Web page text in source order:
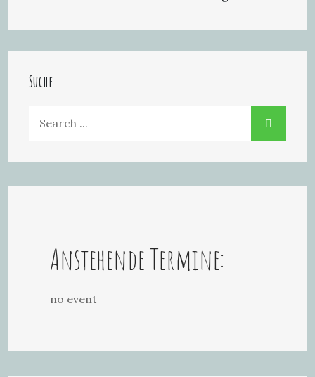
Suche
Anstehende Termine:
no event